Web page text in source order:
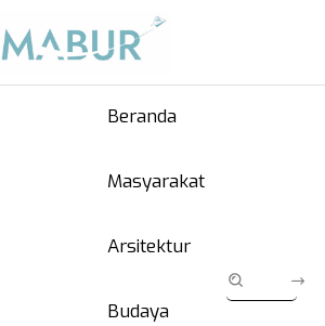
Beranda
Masyarakat
Arsitektur
Budaya